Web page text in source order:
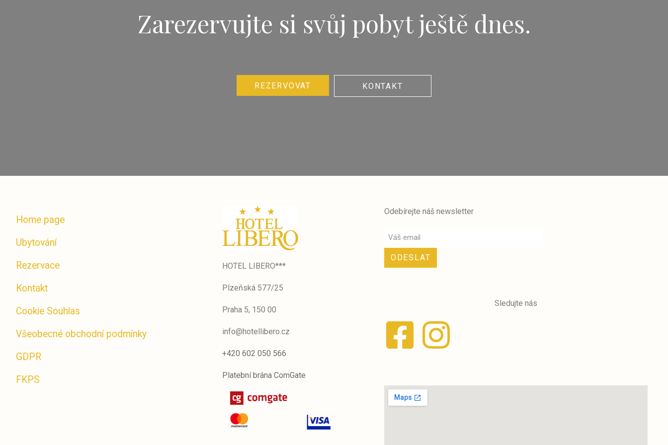
Zarezervujte si svůj pobyt ještě dnes.
REZERVOVAT KONTAKT
Home page
Ubytování
Rezervace
Kontakt
Cookie Souhlas
Všeobecné obchodní podmínky
GDPR
FKPS
HOTEL LIBERO***
Plzeňská 577/25
Praha 5, 150 00
info@hotellibero.cz
+420 602 050 566
Platební brána ComGate
Odebírejte náš newsletter
ODESLAT
Sledujte nás